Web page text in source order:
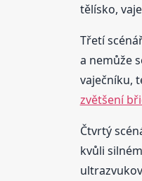
tělísko,
Třetí
a nemůže
vaječníku,
zvětšení
Čtvrtý
kvůli